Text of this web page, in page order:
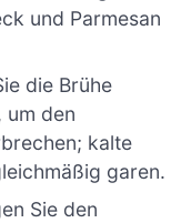
und Parmesan
die Brühe
um den
kalte
garen.
Sie den